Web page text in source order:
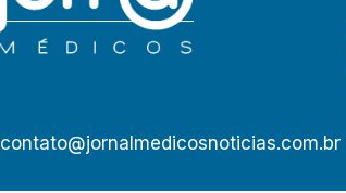
contato@jornalmedicosnoticias.com.br